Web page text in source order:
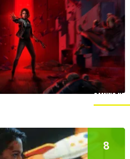
Gaming
7 Rebirth es exclusivo
8